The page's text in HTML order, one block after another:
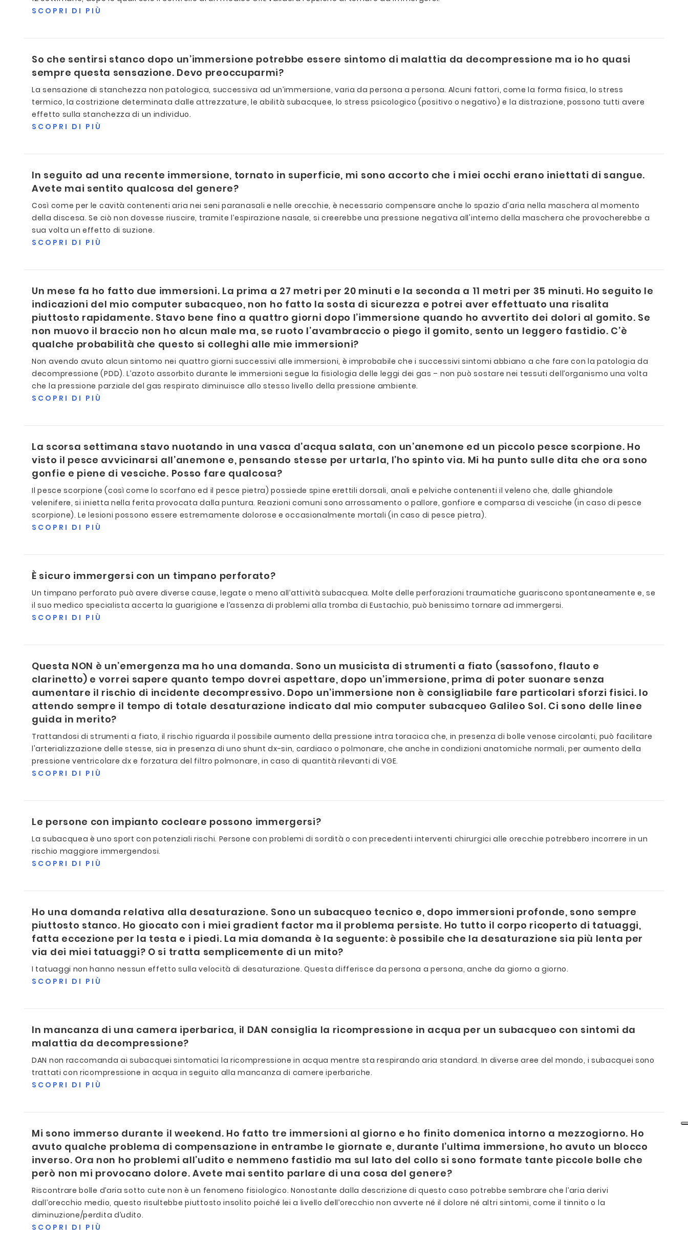
SCOPRI DI PIÙ
So che sentirsi stanco dopo un’immersione potrebbe essere sintomo di malattia da decompressione ma io ho quasi
sempre questa sensazione. Devo preoccuparmi?
La sensazione di stanchezza non patologica, successiva ad un’immersione, varia da persona a persona. Alcuni fattori, come la forma fisica, lo stress
termico, la costrizione determinata dalle attrezzature, le abilità subacquee, lo stress psicologico (positivo o negativo) e la distrazione, possono tutti avere
effetto sulla stanchezza di un individuo.
SCOPRI DI PIÙ
In seguito ad una recente immersione, tornato in superficie, mi sono accorto che i miei occhi erano iniettati di sangue.
Avete mai sentito qualcosa del genere?
Così come per le cavità contenenti aria nei seni paranasali e nelle orecchie, è necessario compensare anche lo spazio d'aria nella maschera al momento
della discesa. Se ciò non dovesse riuscire, tramite l’espirazione nasale, si creerebbe una pressione negativa all'interno della maschera che provocherebbe a
sua volta un effetto di suzione.
SCOPRI DI PIÙ
Un mese fa ho fatto due immersioni. La prima a 27 metri per 20 minuti e la seconda a 11 metri per 35 minuti. Ho seguito le
indicazioni del mio computer subacqueo, non ho fatto la sosta di sicurezza e potrei aver effettuato una risalita
piuttosto rapidamente. Stavo bene fino a quattro giorni dopo l’immersione quando ho avvertito dei dolori al gomito. Se
non muovo il braccio non ho alcun male ma, se ruoto l’avambraccio o piego il gomito, sento un leggero fastidio. C’è
qualche probabilità che questo si colleghi alle mie immersioni?
Non avendo avuto alcun sintomo nei quattro giorni successivi alle immersioni, è improbabile che i successivi sintomi abbiano a che fare con la patologia da
decompressione (PDD). L’azoto assorbito durante le immersioni segue la fisiologia delle leggi dei gas – non può sostare nei tessuti dell’organismo una volta
che la pressione parziale del gas respirato diminuisce allo stesso livello della pressione ambiente.
SCOPRI DI PIÙ
La scorsa settimana stavo nuotando in una vasca d’acqua salata, con un’anemone ed un piccolo pesce scorpione. Ho
visto il pesce avvicinarsi all’anemone e, pensando stesse per urtarla, l’ho spinto via. Mi ha punto sulle dita che ora sono
gonfie e piene di vesciche. Posso fare qualcosa?
Il pesce scorpione (così come lo scorfano ed il pesce pietra) possiede spine erettili dorsali, anali e pelviche contenenti il veleno che, dalle ghiandole
velenifere, si inietta nella ferita provocata dalla puntura. Reazioni comuni sono arrossamento o pallore, gonfiore e comparsa di vesciche (in caso di pesce
scorpione). Le lesioni possono essere estremamente dolorose e occasionalmente mortali (in caso di pesce pietra).
SCOPRI DI PIÙ
È sicuro immergersi con un timpano perforato?
Un timpano perforato può avere diverse cause, legate o meno all’attività subacquea. Molte delle perforazioni traumatiche guariscono spontaneamente e, se
il suo medico specialista accerta la guarigione e l’assenza di problemi alla tromba di Eustachio, può benissimo tornare ad immergersi.
SCOPRI DI PIÙ
Questa NON è un’emergenza ma ho una domanda. Sono un musicista di strumenti a fiato (sassofono, flauto e
clarinetto) e vorrei sapere quanto tempo dovrei aspettare, dopo un’immersione, prima di poter suonare senza
aumentare il rischio di incidente decompressivo. Dopo un’immersione non è consigliabile fare particolari sforzi fisici. Io
attendo sempre il tempo di totale desaturazione indicato dal mio computer subacqueo Galileo Sol. Ci sono delle linee
guida in merito?
Trattandosi di strumenti a fiato, il rischio riguarda il possibile aumento della pressione intra toracica che, in presenza di bolle venose circolanti, può facilitare
l'arterializzazione delle stesse, sia in presenza di uno shunt dx-sin, cardiaco o polmonare, che anche in condizioni anatomiche normali, per aumento della
pressione ventricolare dx e forzatura del filtro polmonare, in caso di quantità rilevanti di VGE.
SCOPRI DI PIÙ
Le persone con impianto cocleare possono immergersi?
La subacquea è uno sport con potenziali rischi. Persone con problemi di sordità o con precedenti interventi chirurgici alle orecchie potrebbero incorrere in un
rischio maggiore immergendosi.
SCOPRI DI PIÙ
Ho una domanda relativa alla desaturazione. Sono un subacqueo tecnico e, dopo immersioni profonde, sono sempre
piuttosto stanco. Ho giocato con i miei gradient factor ma il problema persiste. Ho tutto il corpo ricoperto di tatuaggi,
fatta eccezione per la testa e i piedi. La mia domanda è la seguente: è possibile che la desaturazione sia più lenta per
via dei miei tatuaggi? O si tratta semplicemente di un mito?
I tatuaggi non hanno nessun effetto sulla velocità di desaturazione. Questa differisce da persona a persona, anche da giorno a giorno.
SCOPRI DI PIÙ
In mancanza di una camera iperbarica, il DAN consiglia la ricompressione in acqua per un subacqueo con sintomi da
malattia da decompressione?
DAN non raccomanda ai subacquei sintomatici la ricompressione in acqua mentre sta respirando aria standard. In diverse aree del mondo, i subacquei sono
trattati con ricompressione in acqua in seguito alla mancanza di camere iperbariche.
SCOPRI DI PIÙ
Mi sono immerso durante il weekend. Ho fatto tre immersioni al giorno e ho finito domenica intorno a mezzogiorno. Ho
avuto qualche problema di compensazione in entrambe le giornate e, durante l’ultima immersione, ho avuto un blocco
inverso. Ora non ho problemi all’udito e nemmeno fastidio ma sul lato del collo si sono formate tante piccole bolle che
però non mi provocano dolore. Avete mai sentito parlare di una cosa del genere?
Riscontrare bolle d’aria sotto cute non è un fenomeno fisiologico. Nonostante dalla descrizione di questo caso potrebbe sembrare che l’aria derivi
dall’orecchio medio, questo risultebbe piuttosto insolito poiché lei a livello dell’orecchio non avverte né il dolore né altri sintomi, come il tinnito o la
diminuzione/perdita d’udito.
SCOPRI DI PIÙ